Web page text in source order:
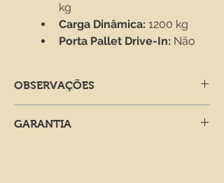
kg
Carga Dinâmica: 1200 kg
Porta Pallet Drive-In: Não
OBSERVAÇÕES
consulta. Para mais informações,
GARANTIA